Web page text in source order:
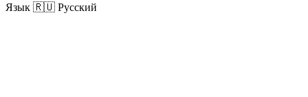
Язык 🇷🇺 Русский